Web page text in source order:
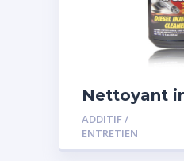
Nettoyant
diesel
ADDITIF /
ENTRETIEN